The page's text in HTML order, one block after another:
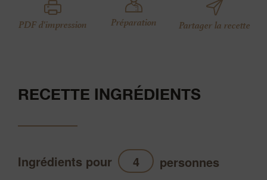
PDF d'impression Préparation Partager la recette
RECETTE INGRÉDIENTS
Ingrédients pour personnes